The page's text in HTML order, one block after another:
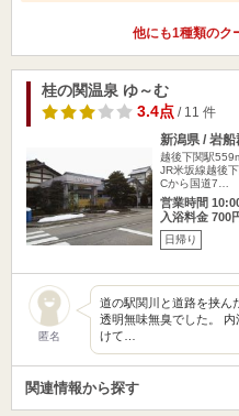
他にも1種類のク
桂の関温泉 ゆ～む
3.4点/ 11 件
新潟県 / 岩
越後下関駅
JR米坂線越後
Cから国道7…
営業時間
入浴料金 700
日帰り
匿名
道の駅関川と道路を挟ん
透明無味無臭でした。
けて…
関連情報から探す